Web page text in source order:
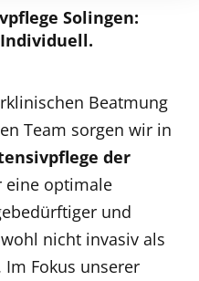
Solingen:
Beatmung
Team sorgen wir in
der
eine optimale
und
nicht invasiv als
Fokus unserer